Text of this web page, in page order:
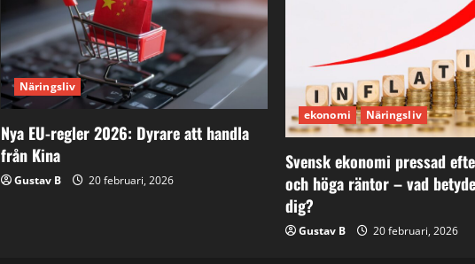
Näringsliv
Nya EU-regler 2026: Dyrare att handla
från Kina
Gustav B 20 februari, 2026
ekonomi Näringsliv
Svensk ekonomi pressad
och höga räntor – vad
dig?
Gustav B 20 februari, 2026